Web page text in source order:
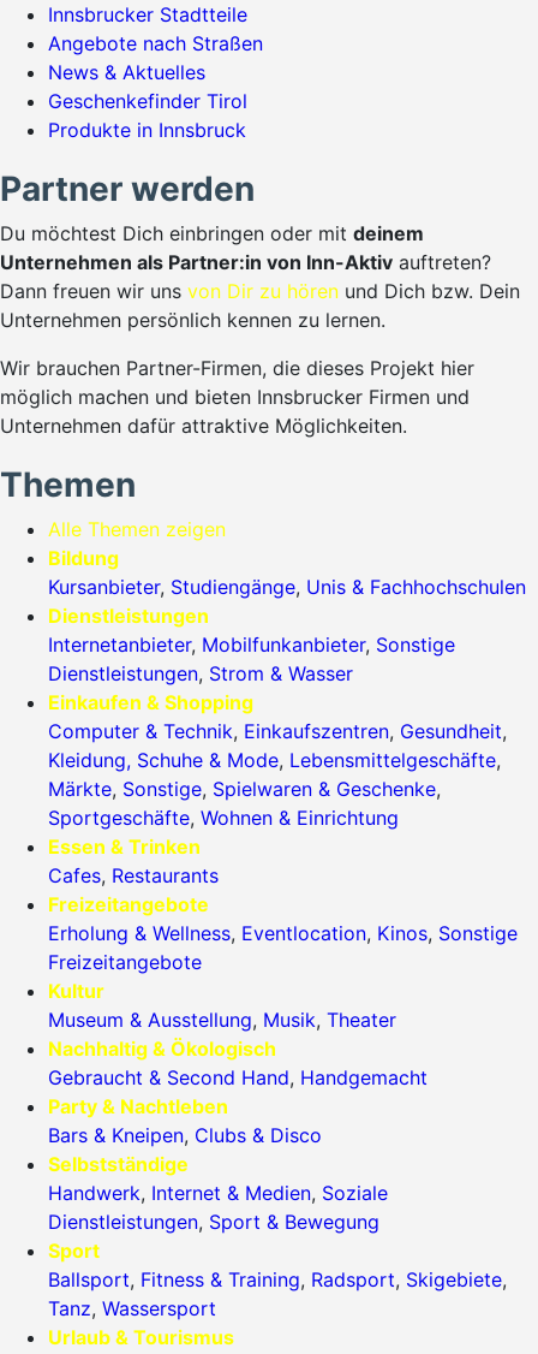
Innsbrucker Stadtteile
Angebote nach Straßen
News & Aktuelles
Geschenkefinder Tirol
Produkte in Innsbruck
Partner werden
Du möchtest Dich einbringen oder mit deinem
Unternehmen als Partner:in von Inn-Aktiv auftreten?
Dann freuen wir uns von Dir zu hören und Dich bzw. Dein
Unternehmen persönlich kennen zu lernen.
Wir brauchen Partner-Firmen, die dieses Projekt hier
möglich machen und bieten Innsbrucker Firmen und
Unternehmen dafür attraktive Möglichkeiten.
Themen
Alle Themen zeigen
Bildung
Kursanbieter, Studiengänge, Unis & Fachhochschulen
Dienstleistungen
Internetanbieter, Mobilfunkanbieter, Sonstige
Dienstleistungen, Strom & Wasser
Einkaufen & Shopping
Computer & Technik, Einkaufszentren, Gesundheit,
Kleidung, Schuhe & Mode, Lebensmittelgeschäfte,
Märkte, Sonstige, Spielwaren & Geschenke,
Sportgeschäfte, Wohnen & Einrichtung
Essen & Trinken
Cafes, Restaurants
Freizeitangebote
Erholung & Wellness, Eventlocation, Kinos, Sonstige
Freizeitangebote
Kultur
Museum & Ausstellung, Musik, Theater
Nachhaltig & Ökologisch
Gebraucht & Second Hand, Handgemacht
Party & Nachtleben
Bars & Kneipen, Clubs & Disco
Selbstständige
Handwerk, Internet & Medien, Soziale
Dienstleistungen, Sport & Bewegung
Sport
Ballsport, Fitness & Training, Radsport, Skigebiete,
Tanz, Wassersport
Urlaub & Tourismus